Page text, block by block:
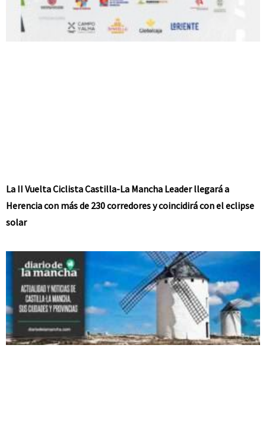
La II Vuelta Ciclista Castilla-La Mancha Leader llegará a
Herencia con más de 230 corredores y coincidirá con el eclipse
solar